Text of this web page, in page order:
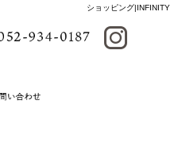
ショッピング|INFINITY